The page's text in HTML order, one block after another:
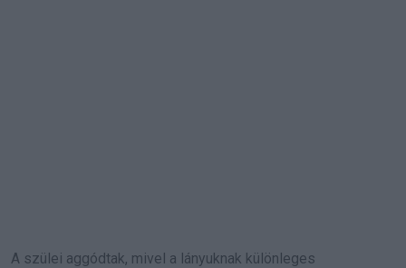
A szülei aggódtak, mivel a lányuknak különleges